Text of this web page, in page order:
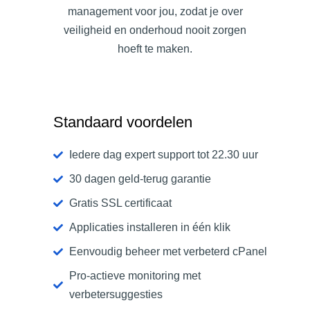
management voor jou, zodat je over
veiligheid en onderhoud nooit zorgen
hoeft te maken.
Standaard voordelen
Iedere dag expert support tot 22.30 uur
30 dagen geld-terug garantie
Gratis SSL certificaat
Applicaties installeren in één klik
Eenvoudig beheer met verbeterd cPanel
Pro-actieve monitoring met
verbetersuggesties